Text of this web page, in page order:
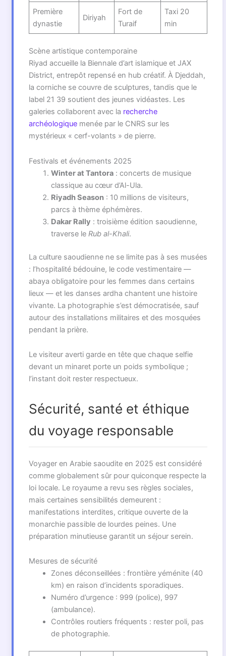
Première
dynastie
Diriyah
Fort de
Turaif
Taxi 20
min
Scène artistique contemporaine
Riyad accueille la Biennale d’art islamique et JAX
District, entrepôt repensé en hub créatif. À Djeddah,
la corniche se couvre de sculptures, tandis que le
label 21 39 soutient des jeunes vidéastes. Les
galeries collaborent avec la recherche
archéologiquemenée par le CNRS sur les
mystérieux « cerf-volants » de pierre.
Festivals et événements 2025
Winter at Tantora: concerts de musique
classique au cœur d’Al-Ula.
Riyadh Season: 10 millions de visiteurs,
parcs à thème éphémères.
Dakar Rally : troisième édition saoudienne,
traverse le Rub al-Khali.
La culture saoudienne ne se limite pas à ses musées
: l’hospitalité bédouine, le code vestimentaire —
abaya obligatoire pour les femmes dans certains
lieux — et les danses ardha chantent une histoire
vivante. La photographie s’est démocratisée, sauf
autour des installations militaires et des mosquées
pendant la prière.
Le visiteur averti garde en tête que chaque selfie
devant un minaret porte un poids symbolique ;
l’instant doit rester respectueux.
Sécurité, santé et éthique
du voyage responsable
Voyager en Arabie saoudite en 2025 est considéré
comme globalement sûr pour quiconque respecte la
loi locale. Le royaume a revu ses règles sociales,
mais certaines sensibilités demeurent :
manifestations interdites, critique ouverte de la
monarchie passible de lourdes peines. Une
préparation minutieuse garantit un séjour serein.
Mesures de sécurité
Zones déconseillées : frontière yéménite (40
km) en raison d’incidents sporadiques.
Numéro d’urgence : 999 (police), 997
(ambulance).
Contrôles routiers fréquents : rester poli, pas
de photographie.